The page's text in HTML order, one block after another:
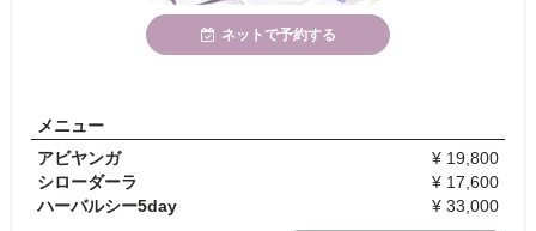
ネットで予約する
メニュー
アビヤンガ
¥ 19,800
シローダーラ
¥ 17,600
ハーバルシー5day
¥ 33,000